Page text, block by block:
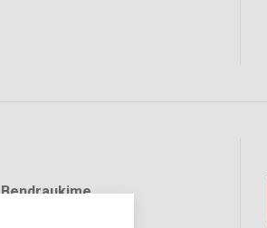
Bendraukime